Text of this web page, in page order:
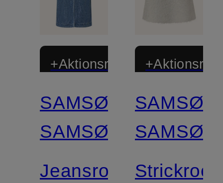
+Aktionsrabatt
Zertifiziert
SAMSØE
SAMSØE
Jeansrock
SAMSØE
SAMSØE
Strickrock